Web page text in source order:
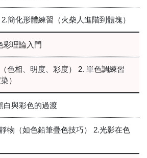
簡化形體練習（火柴人進階到體塊）
彩理論入門
色相、明度、彩度） 2. 單色調練習
）
白與彩色的過渡
物（如色鉛筆疊色技巧） 2.光影在色